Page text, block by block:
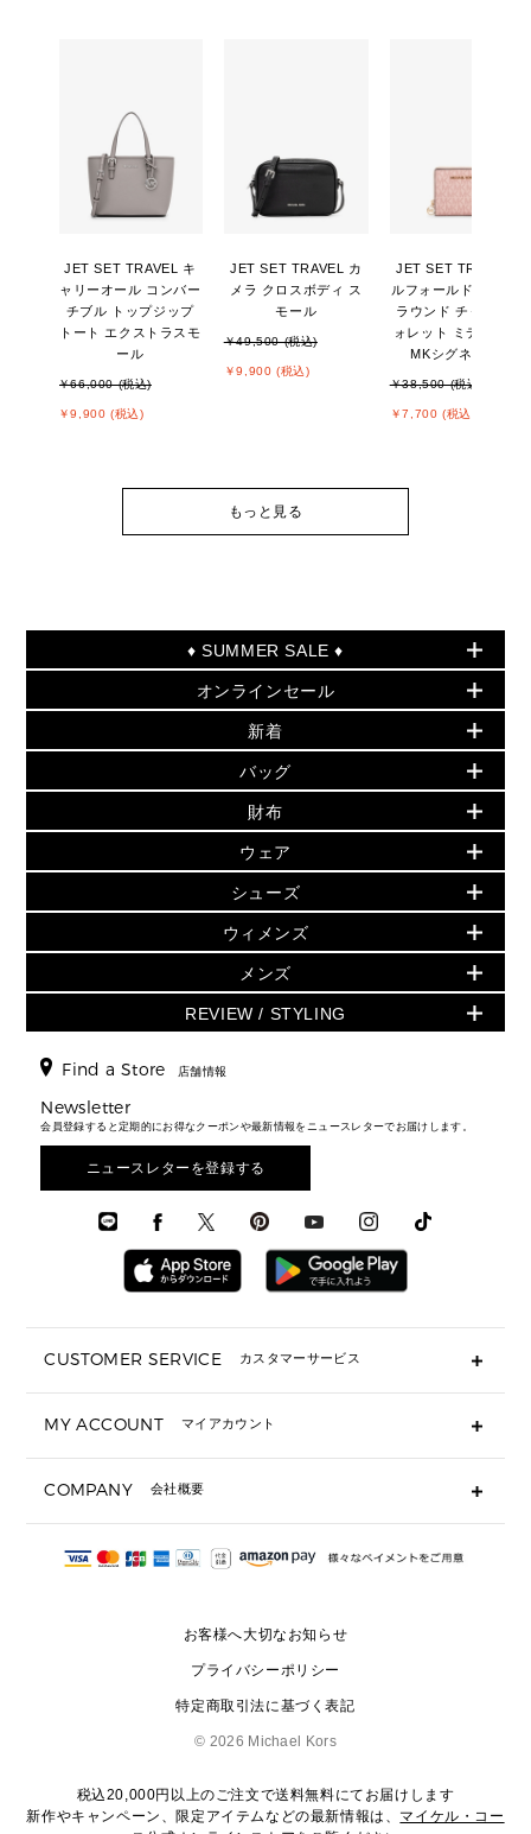
JET SET TRAVEL キ
ャリーオール コンバー
チブル トップジップ
トート エクストラスモ
ール
￥66,000 (税込)
￥9,900 (税込)
JET SET TRAVEL カ
メラ クロスボディ ス
モール
￥49,500 (税込)
￥9,900 (税込)
JET SET TRAVEL ビ
ルフォールド ジップ
ラウンド チャーム ウ
ォレット ミディアム -
MKシグネチャー
￥38,500 (税込)
￥7,700 (税込)
もっと見る
♦ SUMMER SALE ♦
セールおすすめアイテム
▶ ウィメンズ
バッグ
小物
シューズ・靴
ウェア
アクセサリー
時計
▶ メンズ
バッグ
ウェア
アクセサリー
オンラインセール
PRODUCT OF THE MONTH - 今月の特別価格
再値下げアイテム
追加アイテム
▶ ウィメンズすべて(ウェア・シューズ除く)
バッグ
財布・小物
ウェア
シューズ
時計・ジュエリー
アクセサリー
メンズ バッグ
メンズ 財布・小物
メンズ シューズ
メンズ ウェア
メンズ 時計・その他
新着
初夏のスタイル
▶ すべて
▶ ウィメンズすべて
財布・小物
アクセサリー
フレグランス
シューズ
▶ メンズすべて
メンズ財布・小物
メンズアクセサリー
メンズウェア
バッグ
人気の定番アイテム
日本限定 - バッグ
▶ ウィメンズすべて
トートバッグ
ショルダーバッグ
クロスボディ・斜め掛け
トラベル
3 IN 1 / 2 IN 1 バッグ
▶ メンズすべて
財布
日本限定 - 財布・小物
▶ ウィメンズすべて
GREENWICH
折り財布(二つ折り・三つ折り)
長財布
▶ メンズすべて
ウェア
▶ ウィメンズすべて
トップス
スカート・パンツ
ジャケット・アウター
▶ メンズすべて
シューズ
▶ ウィメンズすべて
サンダル
スニーカー
▶ メンズすべて
ウィメンズ
人気の定番アイテム
▶ ウィメンズすべて
▶ バッグすべて
通勤・通学アイテム
3 IN 1 バッグ
ミニ財布・フラグメントケース
▶ 小物すべて
定期ケース・カードケース・名刺入れ
サンダル
スニーカー
▶ ウェア
メンズ
▶ メンズすべて
財布・小物
時計・ジュエリー
アクセサリー
REVIEW / STYLING
エディターレビュー
Find a Store 店舗情報
Newsletter
会員登録すると定期的にお得なクーポンや最新情報をニュースレターでお届けします。
ニュースレターを登録する
CUSTOMER SERVICE カスタマーサービス
ギフト用にラッピングができますか？
ショッピングバッグを購入商品分送ってもらえますか？
注文後に完了メールが受信できないのですが？
サイズ交換はできますか？
MY ACCOUNT マイアカウント
COMPANY 会社概要
会社概要
お客様へ大切なお知らせ
プライバシーポリシー
特定商取引法に基づく表記
© 2026 Michael Kors
税込20,000円以上のご注文で送料無料にてお届けします
新作やキャンペーン、限定アイテムなどの最新情報は、 マイケル・コー